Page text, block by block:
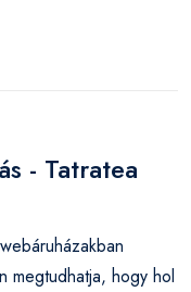
- Tatratea
megtudhatja, hogy hol